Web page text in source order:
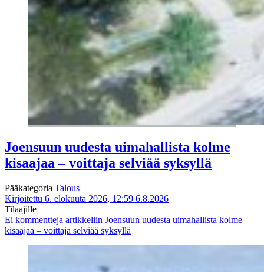
Joensuun uudesta uimahallista kolme
kisaajaa – voittaja selviää syksyllä
Pääkategoria Talous
Kirjoitettu 6. elokuuta 2026, 12:59 6.8.2026
Tilaajille
Ei kommentteja artikkeliin Joensuun uudesta uimahallista kolme
kisaajaa – voittaja selviää syksyllä